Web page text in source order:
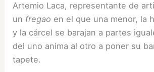
Artemio Laca, representante de
un fregao en el que una menor, la
y la cárcel se barajan a partes
del uno anima al otro a poner su
tapete.